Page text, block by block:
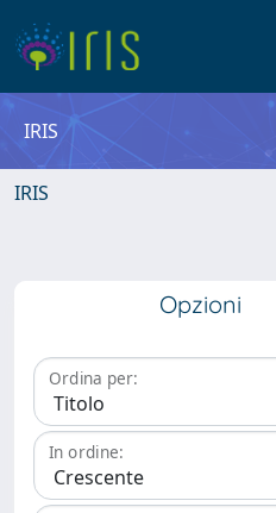
IRIS
IRIS
Opzioni
Ordina per:
In ordine: